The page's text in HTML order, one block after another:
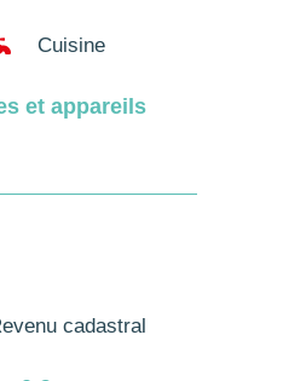
Cuisine
et appareils
cadastral